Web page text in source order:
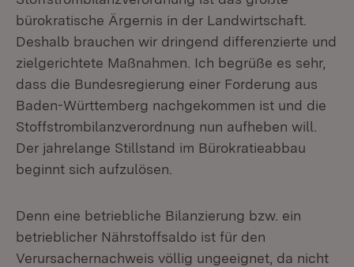
bürokratische Ärgernis in der Landwirtschaft.
Deshalb brauchen wir dringend differenzierte und
zielgerichtete Maßnahmen. Ich begrüße es sehr,
dass die Bundesregierung einer Forderung aus
Baden-Württemberg nachgekommen ist und die
Stoffstrombilanzverordnung nun aufheben will.
Der jahrelange Stillstand im Bürokratieabbau
beginnt sich aufzulösen.
Denn eine betriebliche Bilanzierung bzw. ein
betrieblicher Nährstoffsaldo ist für den
Verursachernachweis völlig ungeeignet, da nicht